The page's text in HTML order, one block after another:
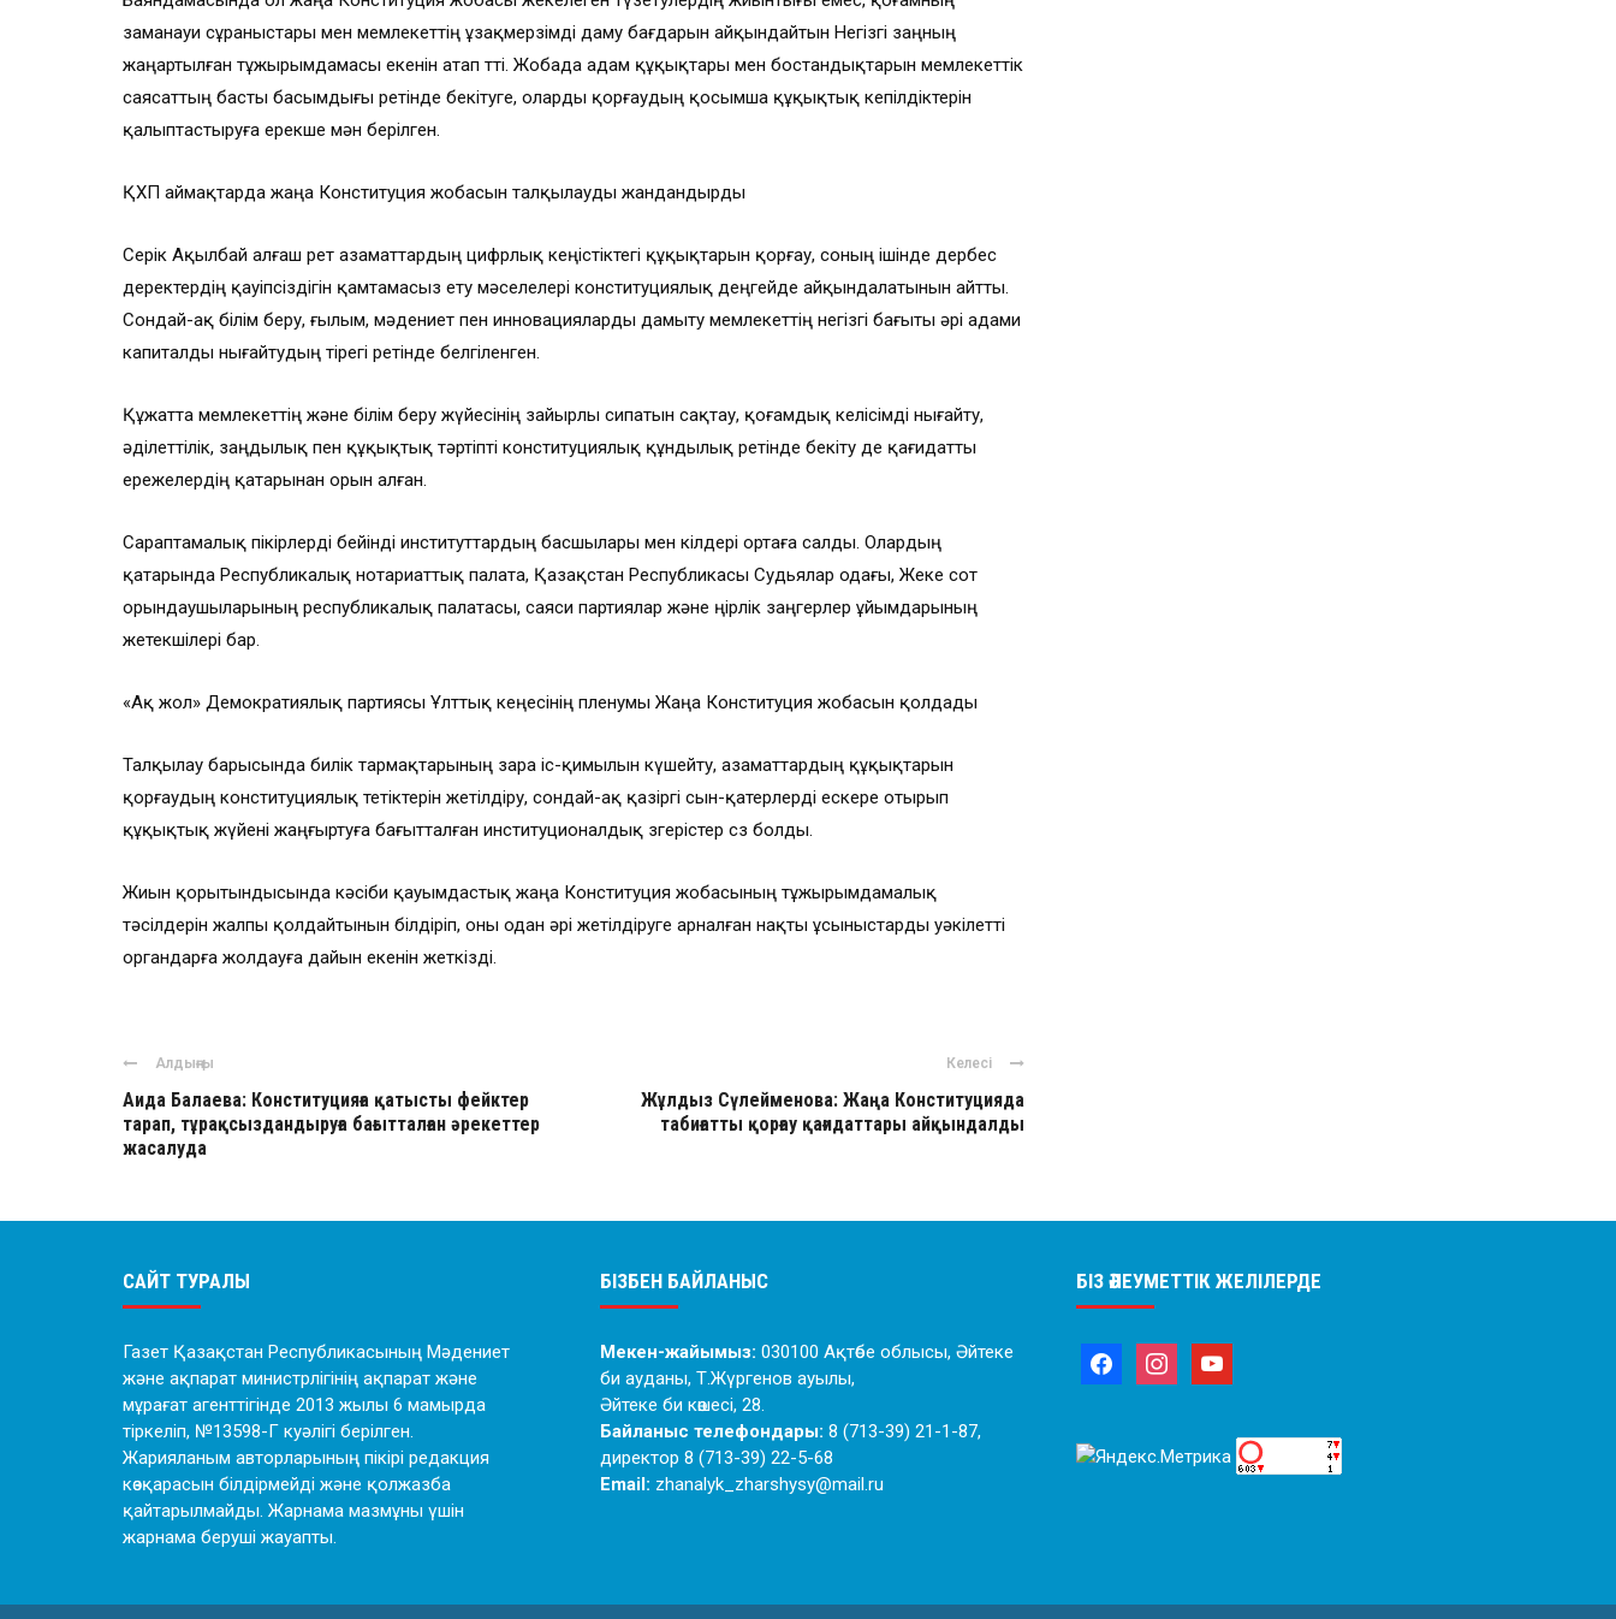
заманауи сұраныстары мен мемлекеттің ұзақмерзімді даму бағдарын айқындайтын Негізгі заңның
жаңартылған тұжырымдамасы екенін атап өтті. Жобада адам құқықтары мен бостандықтарын мемлекеттік
саясаттың басты басымдығы ретінде бекітуге, оларды қорғаудың қосымша құқықтық кепілдіктерін
қалыптастыруға ерекше мән берілген.
ҚХП аймақтарда жаңа Конституция жобасын талқылауды жандандырды
Серік Ақылбай алғаш рет азаматтардың цифрлық кеңістіктегі құқықтарын қорғау, соның ішінде дербес
деректердің қауіпсіздігін қамтамасыз ету мәселелері конституциялық деңгейде айқындалатынын айтты.
Сондай-ақ білім беру, ғылым, мәдениет пен инновацияларды дамыту мемлекеттің негізгі бағыты әрі адами
капиталды нығайтудың тірегі ретінде белгіленген.
Құжатта мемлекеттің және білім беру жүйесінің зайырлы сипатын сақтау, қоғамдық келісімді нығайту,
әділеттілік, заңдылық пен құқықтық тәртіпті конституциялық құндылық ретінде бекіту де қағидатты
ережелердің қатарынан орын алған.
Сараптамалық пікірлерді бейінді институттардың басшылары мен өкілдері ортаға салды. Олардың
қатарында Республикалық нотариаттық палата, Қазақстан Республикасы Судьялар одағы, Жеке сот
орындаушыларының республикалық палатасы, саяси партиялар және өңірлік заңгерлер ұйымдарының
жетекшілері бар.
«Ақ жол» Демократиялық партиясы Ұлттық кеңесінің пленумы Жаңа Конституция жобасын қолдады
Талқылау барысында билік тармақтарының өзара іс-қимылын күшейту, азаматтардың құқықтарын
қорғаудың конституциялық тетіктерін жетілдіру, сондай-ақ қазіргі сын-қатерлерді ескере отырып
құқықтық жүйені жаңғыртуға бағытталған институционалдық өзгерістер сөз болды.
Жиын қорытындысында кәсіби қауымдастық жаңа Конституция жобасының тұжырымдамалық
тәсілдерін жалпы қолдайтынын білдіріп, оны одан әрі жетілдіруге арналған нақты ұсыныстарды уәкілетті
органдарға жолдауға дайын екенін жеткізді.
Алдыңғы
Аида Балаева: Конституцияға қатысты фейктер
тарап, тұрақсыздандыруға бағытталған әрекеттер
жасалуда
Келесі
Жұлдыз Сүлейменова: Жаңа Конституцияда
табиғатты қорғау қағидаттары айқындалды
САЙТ ТУРАЛЫ
Газет Қазақстан Республикасының Мәдениет
және ақпарат министрлігінің ақпарат және
мұрағат агенттігінде 2013 жылы 6 мамырда
тіркеліп, №13598-Г куәлігі берілген.
Жарияланым авторларының пікірі редакция
көзқарасын білдірмейді және қолжазба
қайтарылмайды. Жарнама мазмұны үшін
жарнама беруші жауапты.
БІЗБЕН БАЙЛАНЫС
Мекен-жайымыз: 030100 Ақтөбе облысы, Әйтеке
би ауданы, Т.Жүргенов ауылы,
Әйтеке би көшесі, 28.
Байланыс телефондары: 8 (713-39) 21-1-87,
директор 8 (713-39) 22-5-68
Email: zhanalyk_zharshysy@mail.ru
БІЗ ӘЛЕУМЕТТІК ЖЕЛІЛЕРДЕ